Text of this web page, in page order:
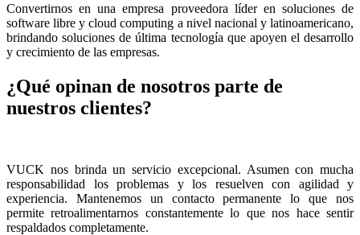
Convertirnos en una empresa proveedora líder en soluciones de
software libre y cloud computing a nivel nacional y latinoamericano,
brindando soluciones de última tecnología que apoyen el desarrollo
y crecimiento de las empresas.
¿Qué opinan de nosotros parte de
nuestros clientes?
VUCK nos brinda un servicio excepcional. Asumen con mucha
responsabilidad los problemas y los resuelven con agilidad y
experiencia. Mantenemos un contacto permanente lo que nos
permite retroalimentarnos constantemente lo que nos hace sentir
respaldados completamente.